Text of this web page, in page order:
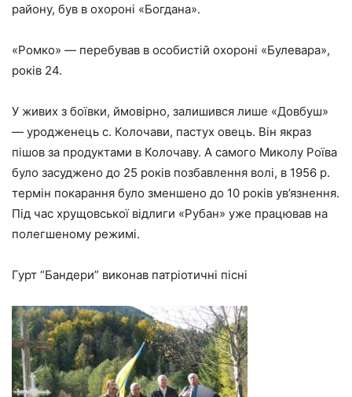
району, був в охороні «Богдана».
«Ромко» — перебував в особистій охороні «Булевара»,
років 24.
У живих з боївки, ймовірно, залишився лише «Довбуш»
— уродженець с. Колочави, пастух овець. Він якраз
пішов за продуктами в Колочаву. А самого Миколу Роїва
було засуджено до 25 років позбавлення волі, в 1956 р.
термін покарання було зменшено до 10 років ув’язнення.
Під час хрущовської відлиги «Рубан» уже працював на
полегшеному режимі.
Гурт “Бандери” виконав патріотичні пісні